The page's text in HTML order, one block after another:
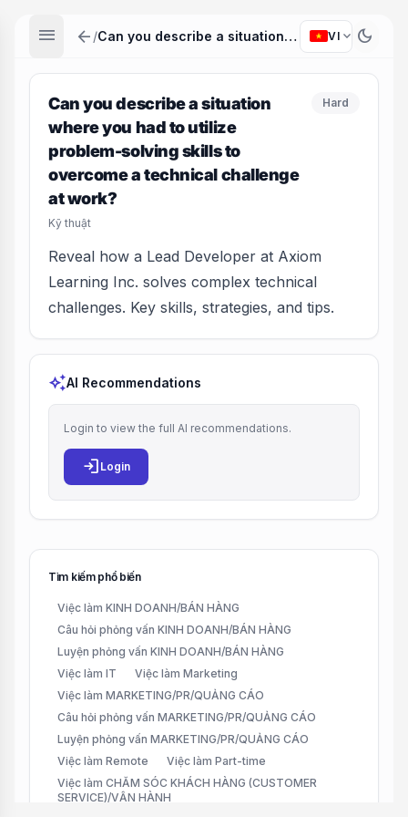
menu arrow_back / Can you describe a situation where you had to utilize problem-solving skills to overcome a technical challenge at work? VI expand_more dark_mode
Can you describe a situation
where you had to utilize
problem-solving skills to
overcome a technical challenge
at work?
Kỹ thuật
Hard
Reveal how a Lead Developer at Axiom
Learning Inc. solves complex technical
challenges. Key skills, strategies, and tips.
auto_awesomeAI Recommendations
Login to view the full AI recommendations.
login Login
Tìm kiếm phổ biến
Việc làm KINH DOANH/BÁN HÀNG
Câu hỏi phỏng vấn KINH DOANH/BÁN HÀNG
Luyện phỏng vấn KINH DOANH/BÁN HÀNG
Việc làm IT
Việc làm Marketing
Việc làm MARKETING/PR/QUẢNG CÁO
Câu hỏi phỏng vấn MARKETING/PR/QUẢNG CÁO
Luyện phỏng vấn MARKETING/PR/QUẢNG CÁO
Việc làm Remote
Việc làm Part-time
Việc làm CHĂM SÓC KHÁCH HÀNG (CUSTOMER
SERVICE)/VẬN HÀNH